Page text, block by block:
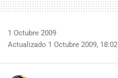
1 Octubre 2009
Actualizado 1 Octubre 2009, 18:02